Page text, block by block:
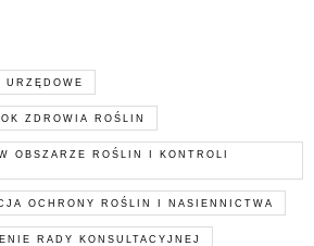
URZĘDOWE
ZDROWIA ROŚLIN
OBSZARZE ROŚLIN I KONTROLI
OCHRONY ROŚLIN I NASIENNICTWA
RADY KONSULTACYJNEJ